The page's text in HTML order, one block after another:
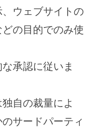
ウェブサイトの
の目的でのみ使
承認に従いま
自の裁量によ
サードパーティ